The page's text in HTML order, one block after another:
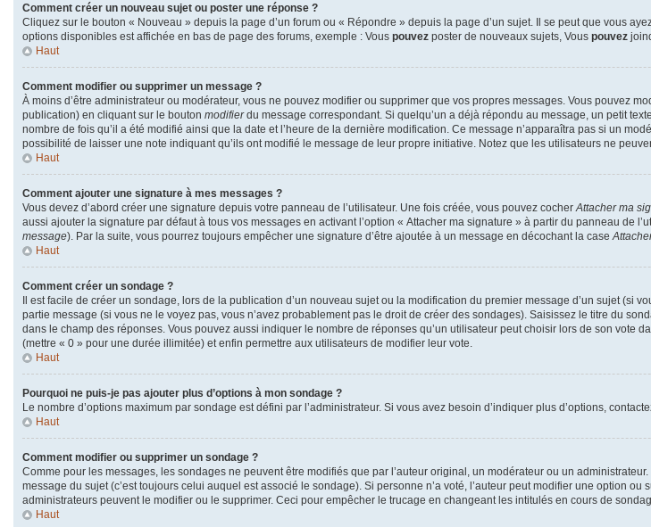
Comment créer un nouveau sujet ou poster une réponse ?
Cliquez sur le bouton « Nouveau » depuis la page d’un forum ou « Répondre » depuis la page d’un sujet. Il se peut que vous
options disponibles est affichée en bas de page des forums, exemple : Vous pouvez poster de nouveaux sujets, Vous pouvez
Haut
Comment modifier ou supprimer un message ?
À moins d’être administrateur ou modérateur, vous ne pouvez modifier ou supprimer que vos propres messages. Vous pouvez
publication) en cliquant sur le bouton modifierdu message correspondant. Si quelqu’un a déjà répondu au message, un petit
nombre de fois qu’il a été modifié ainsi que la date et l’heure de la dernière modification. Ce message n’apparaîtra pas si un
possibilité de laisser une note indiquant qu’ils ont modifié le message de leur propre initiative. Notez que les utilisateurs ne
Haut
Comment ajouter une signature à mes messages ?
Vous devez d’abord créer une signature depuis votre panneau de l’utilisateur. Une fois créée, vous pouvez cocherAttacher ma
aussi ajouter la signature par défaut à tous vos messages en activant l’option « Attacher ma signature » à partir du panneau de
message). Par la suite, vous pourrez toujours empêcher une signature d’être ajoutée à un message en décochant la case
Haut
Comment créer un sondage ?
Il est facile de créer un sondage, lors de la publication d’un nouveau sujet ou la modification du premier message d’un sujet (si
partie message (si vous ne le voyez pas, vous n’avez probablement pas le droit de créer des sondages). Saisissez le titre du
dans le champ des réponses. Vous pouvez aussi indiquer le nombre de réponses qu’un utilisateur peut choisir lors de son vote
(mettre « 0 » pour une durée illimitée) et enfin permettre aux utilisateurs de modifier leur vote.
Haut
Pourquoi ne puis-je pas ajouter plus d’options à mon sondage ?
Le nombre d’options maximum par sondage est défini par l’administrateur. Si vous avez besoin d’indiquer plus d’options,
Haut
Comment modifier ou supprimer un sondage ?
Comme pour les messages, les sondages ne peuvent être modifiés que par l’auteur original, un modérateur ou un
message du sujet (c’est toujours celui auquel est associé le sondage). Si personne n’a voté, l’auteur peut modifier une option
administrateurs peuvent le modifier ou le supprimer. Ceci pour empêcher le trucage en changeant les intitulés en cours de
Haut